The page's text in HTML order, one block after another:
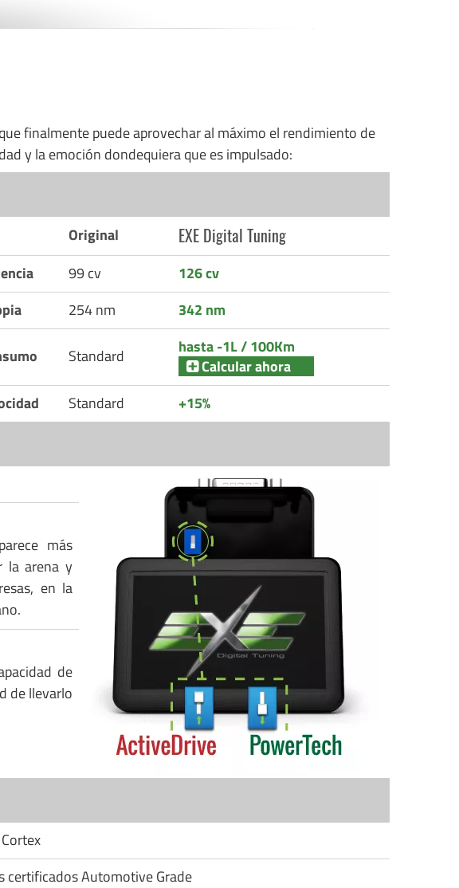
finalmente puede aprovechar al máximo el rendimiento de
y la emoción dondequiera que es impulsado:
Original EXE Digital Tuning
99 cv
126 cv
254 nm 342 nm
Standard
hasta -1L / 100Km
Calcular ahora
Standard +15%
más
la arena y
en la
de
de llevarlo
certificados Automotive Grade